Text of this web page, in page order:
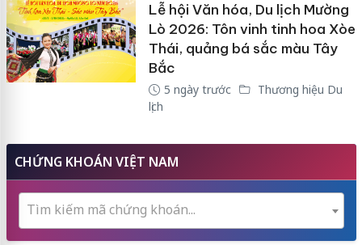
Lễ hội Văn hóa, Du lịch Mường
Lò 2026: Tôn vinh tinh hoa Xòe
Thái, quảng bá sắc màu Tây
Bắc
5 ngày trước
Thương hiệu Du
lịch
CHỨNG KHOÁN VIỆT NAM
Tìm kiếm mã chứng khoán...